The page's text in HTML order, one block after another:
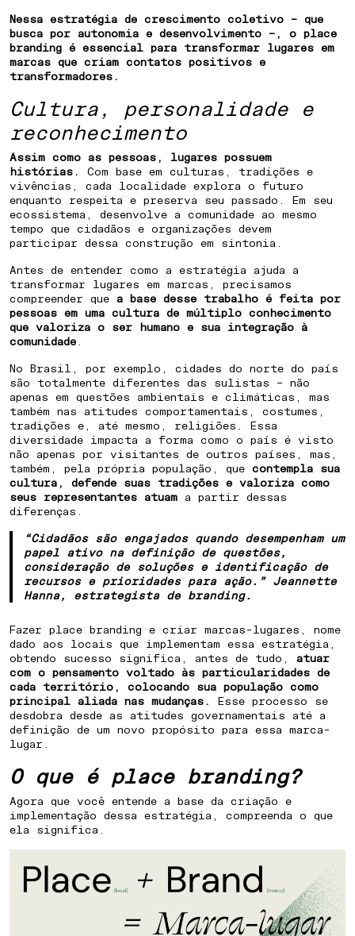
Nessa estratégia de crescimento coletivo – que
busca por autonomia e desenvolvimento –, o place
branding é essencial para transformar lugares em
marcas que criam contatos positivos e
transformadores.
Cultura, personalidade e
reconhecimento
Assim como as pessoas, lugares possuem
histórias.
Com base em culturas, tradições e
vivências, cada localidade explora o futuro
enquanto respeita e preserva seu passado. Em seu
ecossistema, desenvolve a comunidade ao mesmo
tempo que cidadãos e organizações devem
participar dessa construção em sintonia.
Antes de entender como a estratégia ajuda a
transformar lugares em marcas, precisamos
compreender que a base desse trabalho é feita por
pessoas em uma cultura de múltiplo conhecimento
que valoriza o ser humano e sua integração à
comunidade
No Brasil, por exemplo, cidades do norte do país
são totalmente diferentes das sulistas – não
apenas em questões ambientais e climáticas, mas
também nas atitudes comportamentais, costumes,
tradições e, até mesmo, religiões. Essa
diversidade impacta a forma como o país é visto
não apenas por visitantes de outros países, mas,
também, pela própria população, que contempla sua
cultura, defende suas tradições e valoriza como
seus representantes atuam a partir dessas
diferenças.
“Cidadãos são engajados quando desempenham um
papel ativo na definição de questões,
consideração de soluções e identificação de
recursos e prioridades para ação.” Jeannette
Hanna, estrategista de branding.
Fazer place branding e criar marcas-lugares, nome
dado aos locais que implementam essa estratégia,
obtendo sucesso significa, antes de tudo, atuar
com o pensamento voltado às particularidades de
cada território, colocando sua população como
principal aliada nas mudanças.
Esse processo se
desdobra desde as atitudes governamentais até a
definição de um novo propósito para essa marca-
lugar.
O que é place branding?
Agora que você entende a base da criação e
implementação dessa estratégia, compreenda o que
ela significa.